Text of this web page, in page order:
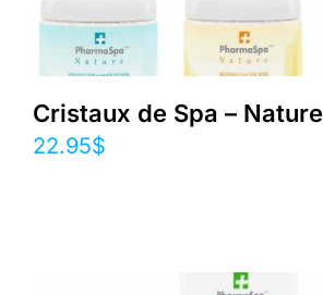
Cristaux de Spa – Nature
22.95$